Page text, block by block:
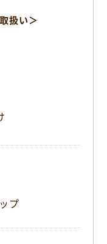
扱い＞
プ